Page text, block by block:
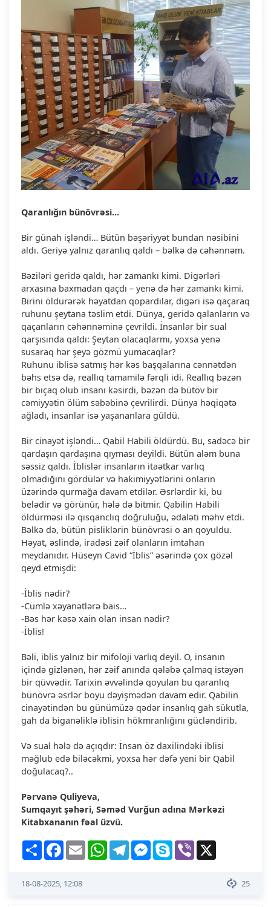
Qaranlığın bünövrəsi...
Bir günah işləndi… Bütün bəşəriyyət bundan nəsibini
aldı. Geriyə yalnız qaranlıq qaldı – bəlkə də cəhənnəm.
Bəziləri geridə qaldı, hər zamankı kimi. Digərləri
arxasına baxmadan qaçdı – yenə də hər zamankı kimi.
Birini öldürərək həyatdan qopardılar, digəri isə qaçaraq
ruhunu şeytana təslim etdi. Dünya, geridə qalanların və
qaçanların cəhənnəminə çevrildi. İnsanlar bir sual
qarşısında qaldı: Şeytan olacaqlarmı, yoxsa yenə
susaraq hər şeyə gözmü yumacaqlar?
Ruhunu iblisə satmış hər kəs başqalarına cənnətdən
bəhs etsə də, reallıq tamamilə fərqli idi. Reallıq bəzən
bir bıçaq olub insanı kəsirdi, bəzən də bütöv bir
cəmiyyətin ölüm səbəbinə çevrilirdi. Dünya həqiqətə
ağladı, insanlar isə yaşananlara güldü.
Bir cinayət işləndi… Qabil Habili öldürdü. Bu, sadəcə bir
qardaşın qardaşına qıyması deyildi. Bütün aləm buna
səssiz qaldı. İblislər insanların itaətkar varlıq
olmadığını gördülər və hakimiyyətlərini onların
üzərində qurmağa davam etdilər. Əsrlərdir ki, bu
belədir və görünür, hələ də bitmir. Qabilin Habili
öldürməsi ilə qısqanclıq doğruluğu, ədaləti məhv etdi.
Bəlkə də, bütün pisliklərin bünövrəsi o an qoyuldu.
Həyat, əslində, iradəsi zəif olanların imtahan
meydanıdır. Hüseyn Cavid “İblis” əsərində çox gözəl
qeyd etmişdi:
-İblis nədir?
-Cümlə xəyanətlərə bais…
-Bəs hər kəsə xain olan insan nədir?
-İblis!
Bəli, iblis yalnız bir mifoloji varlıq deyil. O, insanın
içində gizlənən, hər zəif anında qələbə çalmaq istəyən
bir qüvvədir. Tarixin əvvəlində qoyulan bu qaranlıq
bünövrə əsrlər boyu dəyişmədən davam edir. Qabilin
cinayətindən bu günümüzə qədər insanlıq gah sükutla,
gah da biganəliklə iblisin hökmranlığını gücləndirib.
Və sual hələ də açıqdır: İnsan öz daxilindəki iblisi
məğlub edə biləcəkmi, yoxsa hər dəfə yeni bir Qabil
doğulacaq?..
Pərvanə Quliyeva,
Sumqayıt şəhəri, Səməd Vurğun adına Mərkəzi
Kitabxananın fəal üzvü.
Share Facebook
Email WhatsAppTelegramMessenger
Skype Viber
25
18-08-2025, 12:08